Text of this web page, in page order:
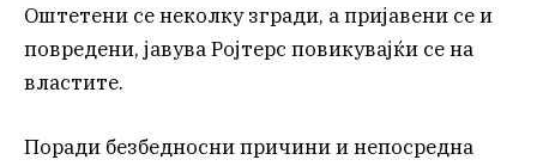
Оштетени се неколку згради, а пријавени се и
повредени, јавува Ројтерс повикувајќи се на
властите.
Поради безбедносни причини и непосредна